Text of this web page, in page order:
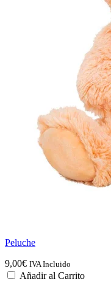
Peluche
9,00€ IVA Incluido
Añadir al Carrito